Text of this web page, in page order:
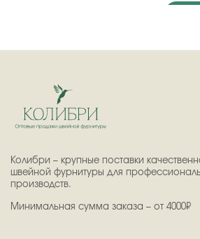
Колибри – крупные поставки
швейной фурнитуры для
производств.
Минимальная сумма заказа – от 4000₽